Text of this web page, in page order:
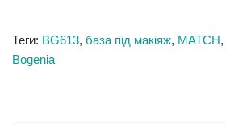
Теги: BG613, база під макіяж, MATCH,
Bogenia